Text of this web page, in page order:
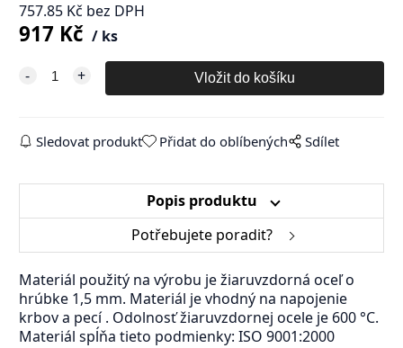
757.85Kč bez DPH
917 Kč ks
Sledovat produkt Přidat do oblíbených Sdílet
Popis produktu
Potřebujete poradit?
Materiál použitý na výrobu je žiaruvzdorná oceľ o
hrúbke 1,5 mm. Materiál je vhodný na napojenie
krbov a pecí . Odolnosť žiaruvzdornej ocele je 600 °C.
Materiál spĺňa tieto podmienky: ISO 9001:2000